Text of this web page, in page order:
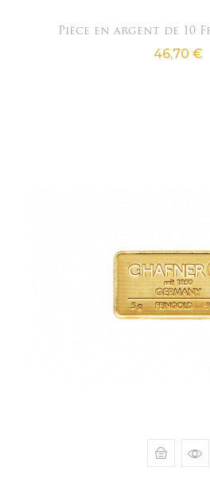
Pièce en argent de 10
Prix
46,70 €